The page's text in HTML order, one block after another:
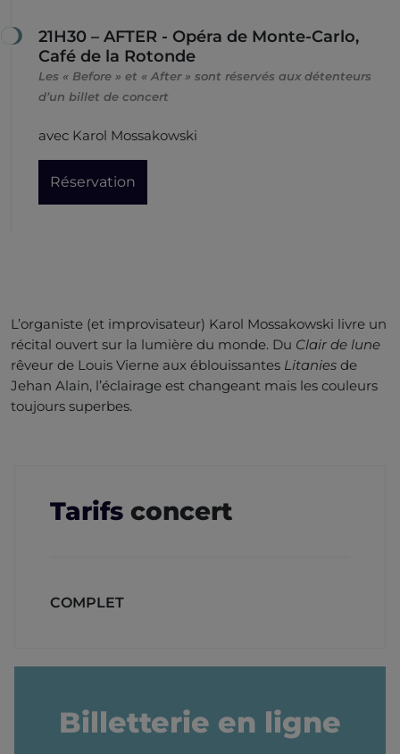
21H30 – AFTER - Opéra de Monte-Carlo,
Café de la Rotonde
Les « Before » et « After » sont réservés aux détenteurs
d’un billet de concert
avec Karol Mossakowski
Réservation
L’organiste (et improvisateur) Karol Mossakowski livre un
récital ouvert sur la lumière du monde. Du Clair de lune
rêveur de Louis Vierne aux éblouissantes Litanies de
Jehan Alain, l’éclairage est changeant mais les couleurs
toujours superbes.
Tarifs concert
COMPLET
Billetterie en ligne